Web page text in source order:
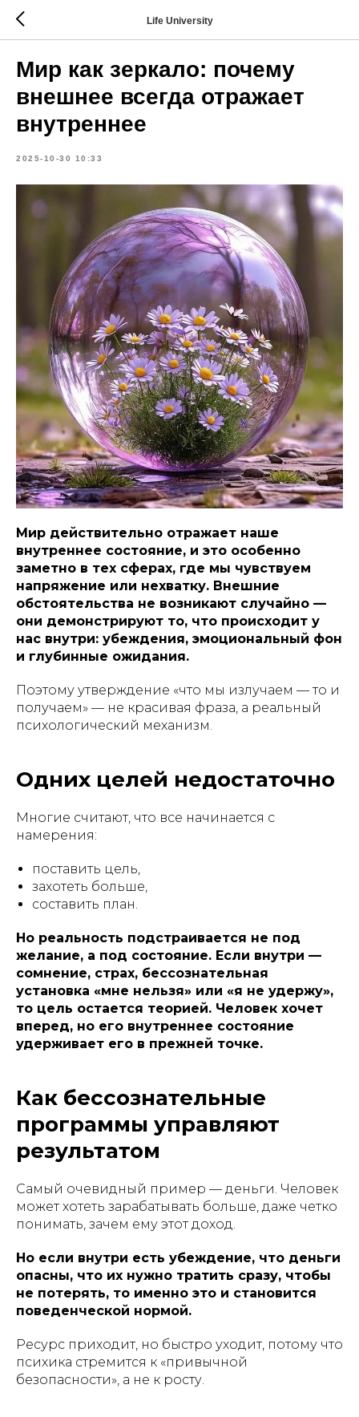
Life University
Мир как зеркало: почему
внешнее всегда отражает
внутреннее
2025-10-30 10:33
Мир действительно отражает наше
внутреннее состояние, и это особенно
заметно в тех сферах, где мы чувствуем
напряжение или нехватку. Внешние
обстоятельства не возникают случайно —
они демонстрируют то, что происходит у
нас внутри: убеждения, эмоциональный фон
и глубинные ожидания.
Поэтому утверждение «что мы излучаем — то и
получаем» — не красивая фраза, а реальный
психологический механизм.
Одних целей недостаточно
Многие считают, что все начинается с
намерения:
поставить цель,
захотеть больше,
составить план.
Но реальность подстраивается не под
желание, а под состояние. Если внутри —
сомнение, страх, бессознательная
установка «мне нельзя» или «я не удержу»,
то цель остается теорией. Человек хочет
вперед, но его внутреннее состояние
удерживает его в прежней точке.
Как бессознательные
программы управляют
результатом
Самый очевидный пример — деньги. Человек
может хотеть зарабатывать больше, даже четко
понимать, зачем ему этот доход.
Но если внутри есть убеждение, что деньги
опасны, что их нужно тратить сразу, чтобы
не потерять, то именно это и становится
поведенческой нормой.
Ресурс приходит, но быстро уходит, потому что
психика стремится к «привычной
безопасности», а не к росту.